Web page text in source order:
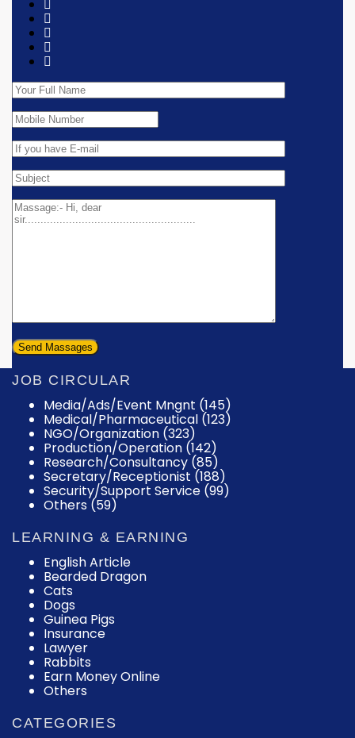
JOB CIRCULAR
Media/Ads/Event Mngnt (145)
Medical/Pharmaceutical (123)
NGO/Organization (323)
Production/Operation (142)
Research/Consultancy (85)
Secretary/Receptionist (188)
Security/Support Service (99)
Others (59)
LEARNING & EARNING
English Article
Bearded Dragon
Cats
Dogs
Guinea Pigs
Insurance
Lawyer
Rabbits
Earn Money Online
Others
CATEGORIES